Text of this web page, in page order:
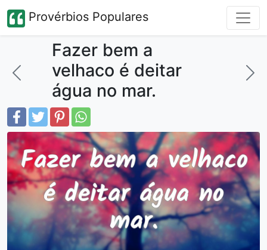
Provérbios Populares
Fazer bem a
velhaco é deitar
água no mar.